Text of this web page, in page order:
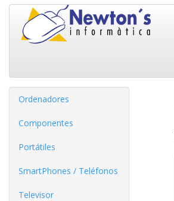
Ordenadores
Componentes
Portátiles
SmartPhones / Teléfonos
Televisor